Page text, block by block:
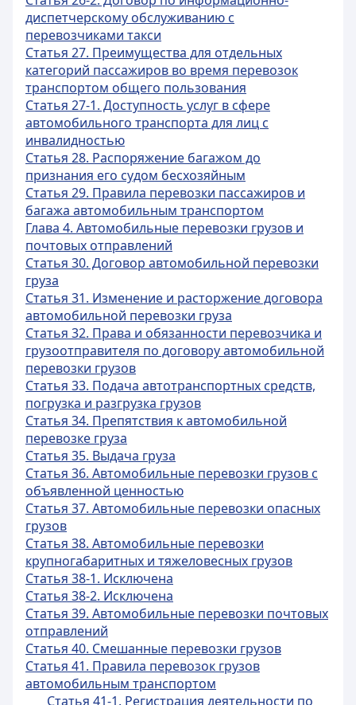
диспетчерскому обслуживанию с
перевозчиками такси
Статья 27. Преимущества для отдельных
категорий пассажиров во время перевозок
транспортом общего пользования
Статья 27-1. Доступность услуг в сфере
автомобильного транспорта для лиц с
инвалидностью
Статья 28. Распоряжение багажом до
признания его судом бесхозяйным
Статья 29. Правила перевозки пассажиров и
багажа автомобильным транспортом
Глава 4. Автомобильные перевозки грузов и
почтовых отправлений
Статья 30. Договор автомобильной перевозки
груза
Статья 31. Изменение и расторжение договора
автомобильной перевозки груза
Статья 32. Права и обязанности перевозчика и
грузоотправителя по договору автомобильной
перевозки грузов
Статья 33. Подача автотранспортных средств,
погрузка и разгрузка грузов
Статья 34. Препятствия к автомобильной
перевозке груза
Статья 35. Выдача груза
Статья 36. Автомобильные перевозки грузов с
объявленной ценностью
Статья 37. Автомобильные перевозки опасных
грузов
Статья 38. Автомобильные перевозки
крупногабаритных и тяжеловесных грузов
Статья 38-1. Исключена
Статья 38-2. Исключена
Статья 39. Автомобильные перевозки почтовых
отправлений
Статья 40. Смешанные перевозки грузов
Статья 41. Правила перевозок грузов
автомобильным транспортом
Статья 41-1. Регистрация деятельности по